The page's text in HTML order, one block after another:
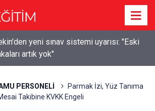
yeni sınav sistemi uyarısı: "Eski
artık yok"
PERSONELİ
Parmak İzi, Yüz Tanıma
Takibine KVKK Engeli